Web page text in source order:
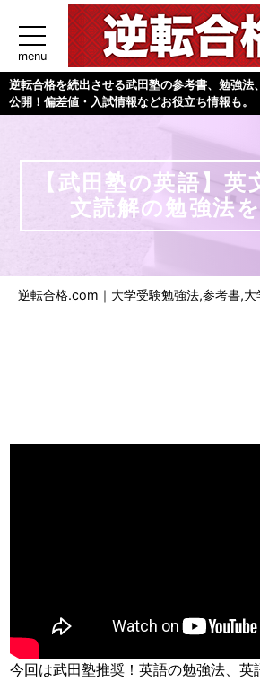
menu
逆転合格を続出させる武田塾の参考書、勉強法
公開！偏差値・入試情報などお役立ち情報も。
【武田塾の英語】英
文読解の勉強法を
逆転合格.com｜大学受験勉強法,参考書,大
今回は武田塾推奨！英語の勉強法、英